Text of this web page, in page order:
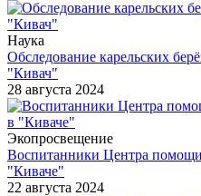
Наука
Обследование карельских
"Кивач"
28 августа 2024
Экопросвещение
Воспитанники Центра
"Киваче"
22 августа 2024